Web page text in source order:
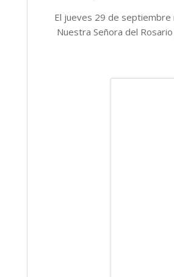
El jueves 29 de septiembre
Nuestra Señora del